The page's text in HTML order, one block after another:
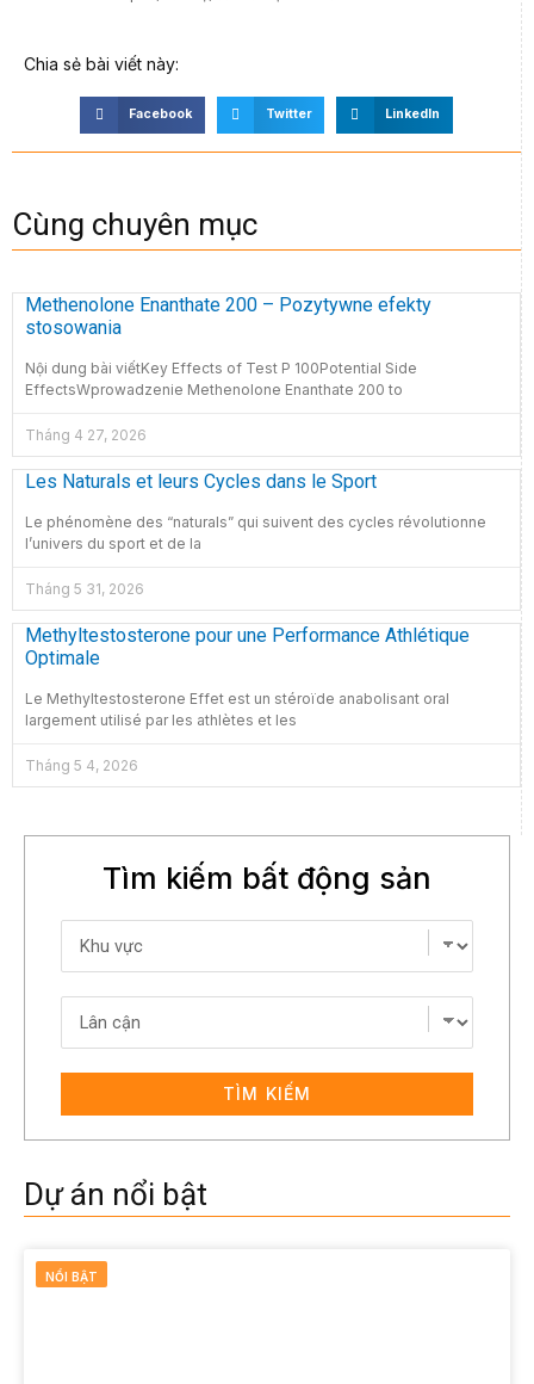
Chia sẻ bài viết này:
Facebook Twitter LinkedIn
Cùng chuyên mục
Methenolone Enanthate 200 – Pozytywne efekty
stosowania
Nội dung bài viếtKey Effects of Test P 100Potential Side
EffectsWprowadzenie Methenolone Enanthate 200 to
Tháng 4 27, 2026
Les Naturals et leurs Cycles dans le Sport
Le phénomène des “naturals” qui suivent des cycles révolutionne
l’univers du sport et de la
Tháng 5 31, 2026
Methyltestosterone pour une Performance Athlétique
Optimale
Le Methyltestosterone Effet est un stéroïde anabolisant oral
largement utilisé par les athlètes et les
Tháng 5 4, 2026
Tìm kiếm bất động sản
TÌM KIẾM
Dự án nổi bật
NỔI BẬT